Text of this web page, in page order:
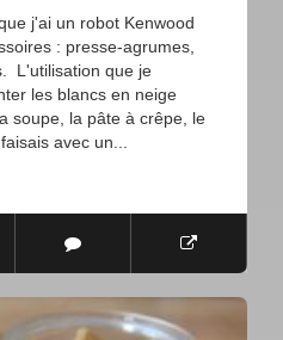
j'ai un robot Kenwood
: presse-agrumes,
L'utilisation que je
les blancs en neige
soupe, la pâte à crêpe, le
avec un...